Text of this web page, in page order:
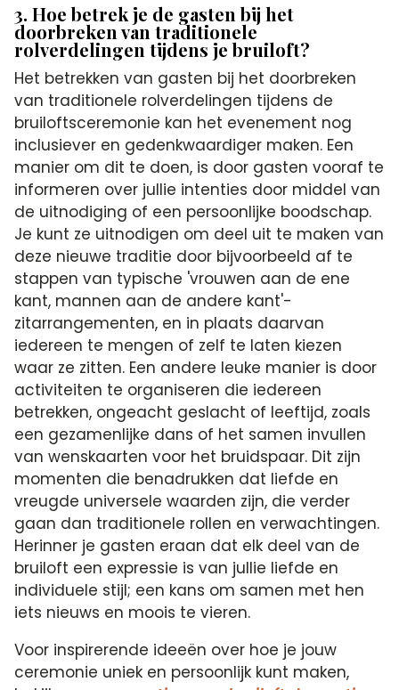
3. Hoe betrek je de gasten bij het
doorbreken van traditionele
rolverdelingen tijdens je bruiloft?
Het betrekken van gasten bij het doorbreken
van traditionele rolverdelingen tijdens de
bruiloftsceremonie kan het evenement nog
inclusiever en gedenkwaardiger maken. Een
manier om dit te doen, is door gasten vooraf te
informeren over jullie intenties door middel van
de uitnodiging of een persoonlijke boodschap.
Je kunt ze uitnodigen om deel uit te maken van
deze nieuwe traditie door bijvoorbeeld af te
stappen van typische 'vrouwen aan de ene
kant, mannen aan de andere kant'-
zitarrangementen, en in plaats daarvan
iedereen te mengen of zelf te laten kiezen
waar ze zitten. Een andere leuke manier is door
activiteiten te organiseren die iedereen
betrekken, ongeacht geslacht of leeftijd, zoals
een gezamenlijke dans of het samen invullen
van wenskaarten voor het bruidspaar. Dit zijn
momenten die benadrukken dat liefde en
vreugde universele waarden zijn, die verder
gaan dan traditionele rollen en verwachtingen.
Herinner je gasten eraan dat elk deel van de
bruiloft een expressie is van jullie liefde en
individuele stijl; een kans om samen met hen
iets nieuws en moois te vieren.
Voor inspirerende ideeën over hoe je jouw
ceremonie uniek en persoonlijk kunt maken,